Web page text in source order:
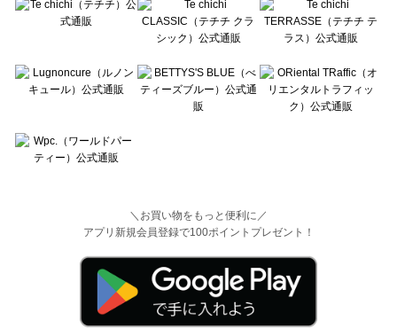
＼お買い物をもっと便利に／
アプリ新規会員登録で100ポイントプレゼント！